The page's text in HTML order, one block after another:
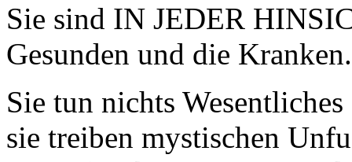
Sie sind IN JEDER
Gesunden und die Kranken.
Sie tun nichts
sie treiben mystischen